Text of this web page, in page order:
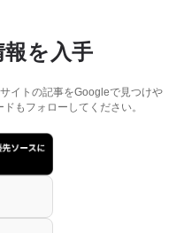
を入手
イトの記事をGoogleで見つけや
もフォローしてください。